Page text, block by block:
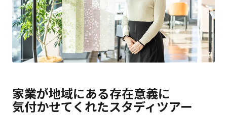
家業が地域にある存在意義に
気付かせてくれたスタディツアー